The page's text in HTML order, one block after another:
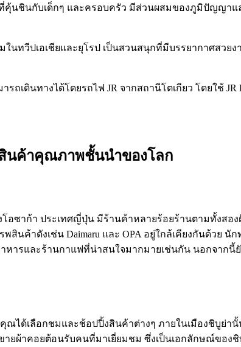
รที่คุ้นชินกับเด็กๆ และครอบครัว มีส่วนผสมของภูมิปัญญ
มในทวีปเอเชียและยุโรป เป็นสวนสนุกที่มีบรรยากาศส
รถเดินทางได้โดยรถไฟ JR จากสถานีโตเกียว โดยใช้
นค้าคุณภาพชั้นนำของโลก
โอซาก้า ประเทศญี่ปุ่น มีร้านค้าหลายร้อยร้านตามทั้งสอ
ค้าดังเช่น Daimaru และ OPA อยู่ใกล้เคียงกันด้วย นั
ารและร้านกาแฟที่น่าสนใจมากมายเช่นกัน นอกจากนี้
ด้เลือกชมและช้อปปิ้งสินค้าต่างๆ ภายในเมืองชิบูย่านั้น
ยผ้าคอยต้อนรับคนที่มาเยี่ยมชม ซึ่งเป็นเอกลักษณ์ขอ